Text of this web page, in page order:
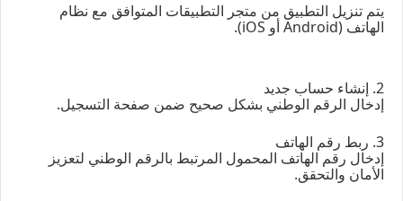
يتم تنزيل التطبيق من متجر التطبيقات المتوافق مع نظام
الهاتف (Android أو iOS).
2. إنشاء حساب جديد
إدخال الرقم الوطني بشكل صحيح ضمن صفحة التسجيل.
3. ربط رقم الهاتف
إدخال رقم الهاتف المحمول المرتبط بالرقم الوطني لتعزيز
الأمان والتحقق.